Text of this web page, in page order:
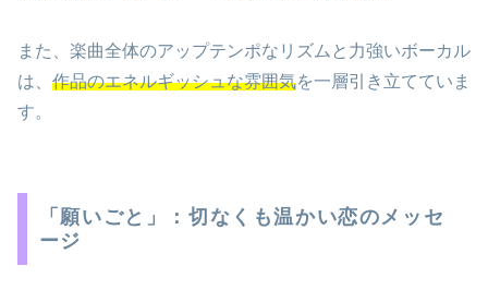
また、楽曲全体のアップテンポなリズムと力強いボーカル
は、 作品のエネルギッシュな雰囲気を一層引き立てていま
す。
「願いごと」：切なくも温かい恋のメッセ
ージ